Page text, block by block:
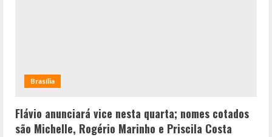
Brasília
Flávio anunciará vice nesta quarta; nomes cotados
são Michelle, Rogério Marinho e Priscila Costa